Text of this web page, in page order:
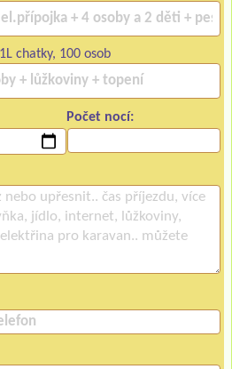
chatky, 100 osob
Počet nocí: